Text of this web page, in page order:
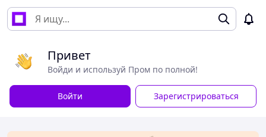
Привет
Войди и используй Пром по полной!
Войти Зарегистрироваться